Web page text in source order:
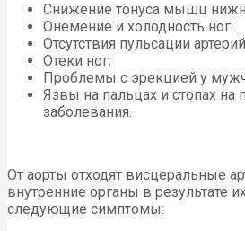
Снижение тонуса мышц
Онемение и холодность ног.
Отсутствия пульсации
Отеки ног.
Проблемы с эрекцией у
Язвы на пальцах и стопах на
заболевания.
От аорты отходят висцеральные
внутренние органы в результате
следующие симптомы: